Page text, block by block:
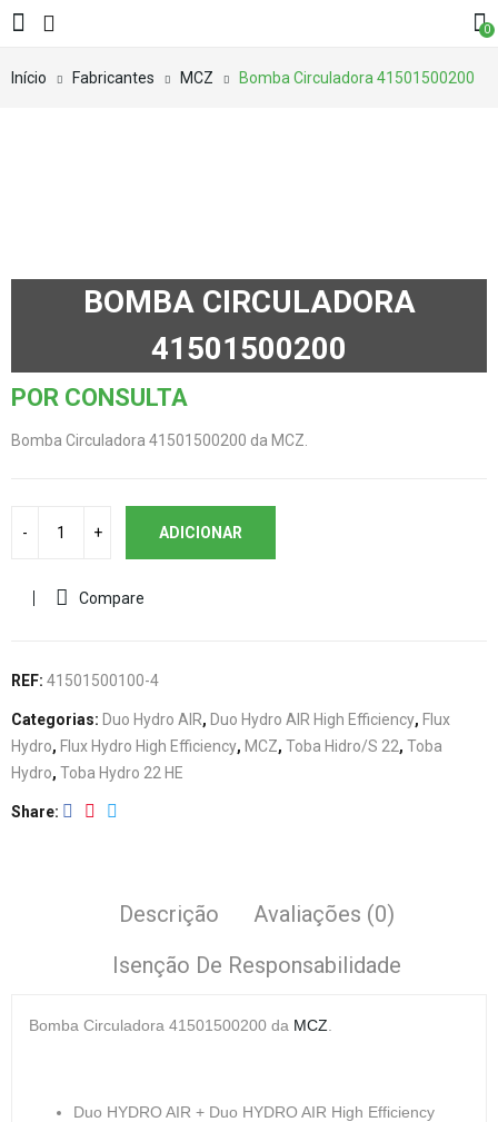
0
Início Fabricantes MCZ Bomba Circuladora 41501500200
BOMBA CIRCULADORA
41501500200
POR CONSULTA
Bomba Circuladora 41501500200 da MCZ.
ADICIONAR
Compare
REF: 41501500100-4
Categorias: Duo Hydro AIR, Duo Hydro AIR High Efficiency, Flux
Hydro, Flux Hydro High Efficiency, MCZ, Toba Hidro/S 22, Toba
Hydro, Toba Hydro 22 HE
Share
Descrição
Avaliações (0)
Isenção De Responsabilidade
Bomba Circuladora 41501500200 da MCZ
Duo HYDRO AIR + Duo HYDRO AIR High Efficiency